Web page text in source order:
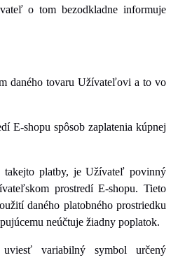
o tom bezodkladne informuje
daného tovaru Užívateľovi a to vo
E-shopu spôsob zaplatenia kúpnej
takejto platby, je Užívateľ povinný
prostredí E-shopu. Tieto
daného platobného prostriedku
neúčtuje žiadny poplatok.
variabilný symbol určený